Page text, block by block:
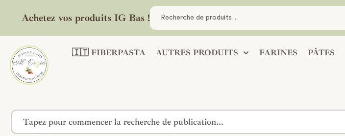
Achetez vos produits IG Bas !
🇮🇹 FIBERPASTA AUTRES PRODUITS FARINES PÂTES